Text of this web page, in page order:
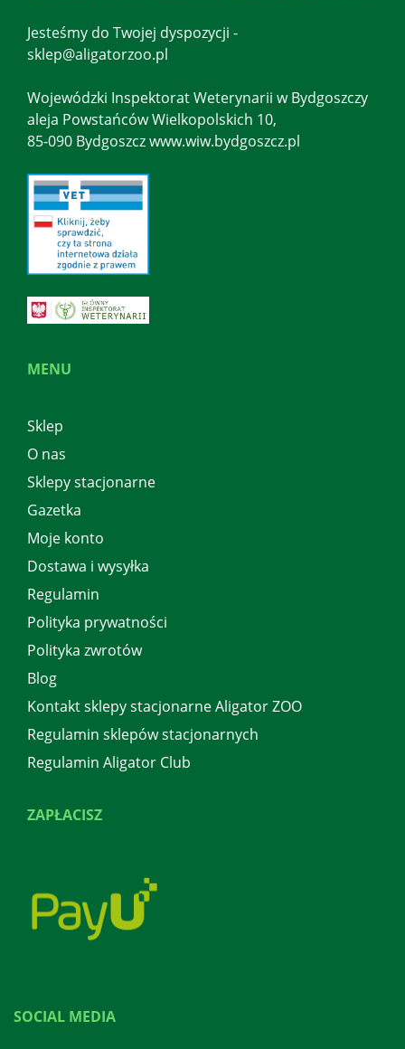
MENU
Sklep
O nas
Sklepy stacjonarne
Gazetka
Moje konto
Dostawa i wysyłka
Regulamin
Polityka prywatności
Polityka zwrotów
Blog
Kontakt sklepy stacjonarne Aligator ZOO
Regulamin sklepów stacjonarnych
Regulamin Aligator Club
ZAPŁACISZ
Jesteśmy do Twojej dyspozycji -
sklep@aligatorzoo.pl
Wojewódzki Inspektorat Weterynarii w Bydgoszczy
aleja Powstańców Wielkopolskich 10,
85-090 Bydgoszcz www.wiw.bydgoszcz.pl
SOCIAL MEDIA